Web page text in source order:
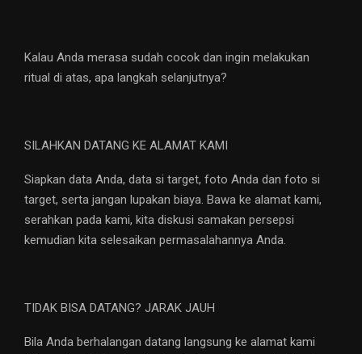
Kalau Anda merasa sudah cocok dan ingin melakukan
ritual di atas, apa langkah selanjutnya?
SILAHKAN DATANG KE ALAMAT KAMI
Siapkan data Anda, data si target, foto Anda dan foto si
target, serta jangan lupakan biaya. Bawa ke alamat kami,
serahkan pada kami, kita diskusi samakan persepsi
kemudian kita selesaikan permasalahannya Anda.
TIDAK BISA DATANG? JARAK JAUH
Bila Anda berhalangan datang langsung ke alamat kami